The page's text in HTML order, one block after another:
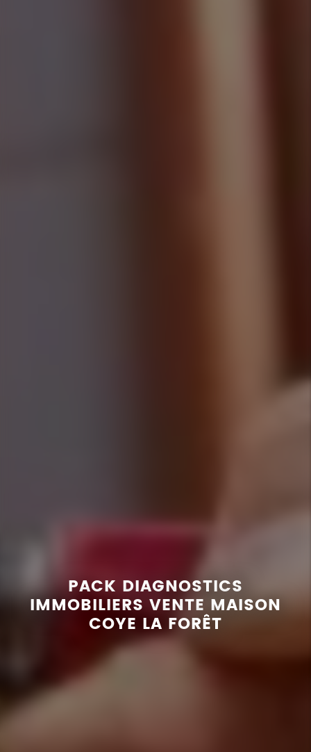
PACK DIAGNOSTICS
IMMOBILIERS VENTE MAISON
COYE LA FORÊT